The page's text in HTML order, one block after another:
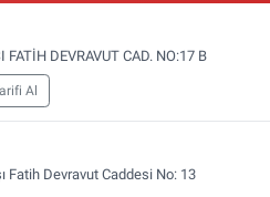
DEVRAVUT CAD. NO:17 B
Al
Fatih Devravut Caddesi No: 13